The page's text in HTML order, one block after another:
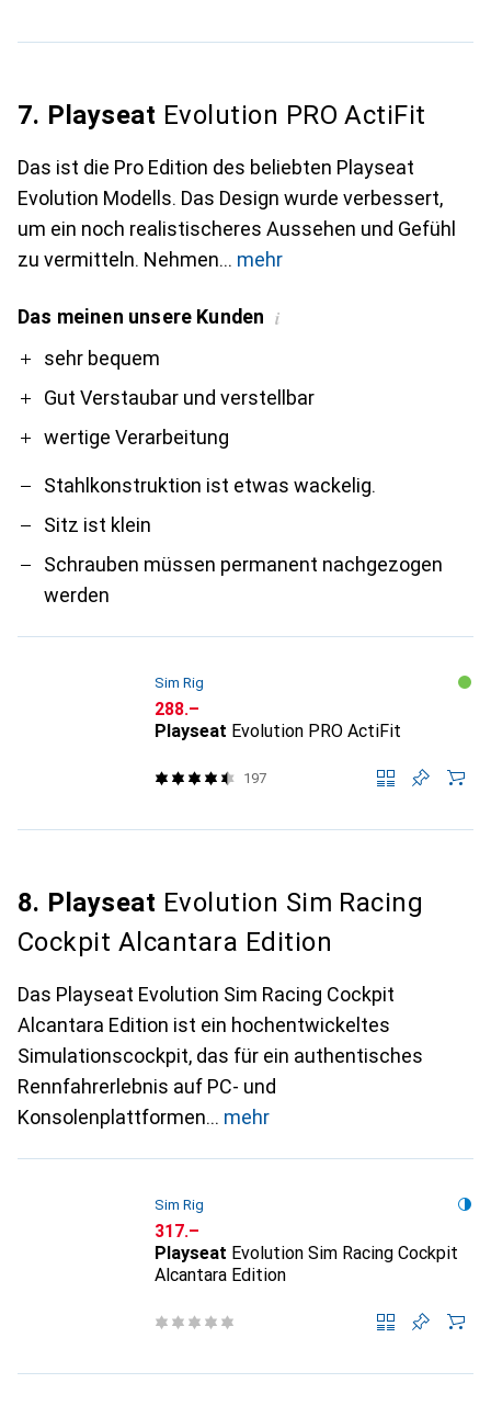
7. Playseat Evolution PRO ActiFit
Das ist die Pro Edition des beliebten Playseat
Evolution Modells. Das Design wurde verbessert,
um ein noch realistischeres Aussehen und Gefühl
zu vermitteln. Nehmen
mehr
Das meinen unsere Kunden i
Prosehr bequem
Gut Verstaubar und verstellbar
wertige Verarbeitung
Contra
Stahlkonstruktion ist etwas wackelig.
Sitz ist klein
Schrauben müssen permanent nachgezogen
werden
Sim Rig
CHF
288.–
Playseat Evolution PRO ActiFit
197
8. Playseat Evolution Sim Racing
Cockpit Alcantara Edition
Das Playseat Evolution Sim Racing Cockpit
Alcantara Edition ist ein hochentwickeltes
Simulationscockpit, das für ein authentisches
Rennfahrerlebnis auf PC- und
Konsolenplattformen
mehr
Sim Rig
CHF
317.–
Playseat Evolution Sim Racing Cockpit
Alcantara Edition